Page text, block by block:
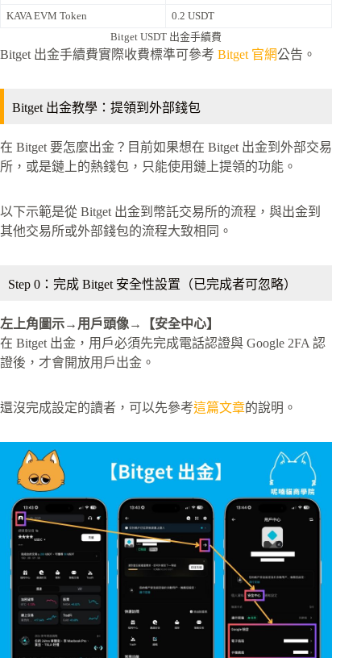
KAVA EVM Token
0.2 USDT
Bitget USDT 出金手續費
Bitget 出金手續費實際收費標準可參考 Bitget 官網公告。
Bitget 出金教學：提領到外部錢包
在 Bitget 要怎麼出金？目前如果想在 Bitget 出金到外部交易
所，或是鏈上的熱錢包，只能使用鏈上提領的功能。
以下示範是從 Bitget 出金到幣託交易所的流程，與出金到
其他交易所或外部錢包的流程大致相同。
Step 0：完成 Bitget 安全性設置（已完成者可忽略）
左上角圖示→用戶頭像→【安全中心】
在 Bitget 出金，用戶必須先完成電話認證與 Google 2FA 認
證後，才會開放用戶出金。
還沒完成設定的讀者，可以先參考這篇文章的說明。